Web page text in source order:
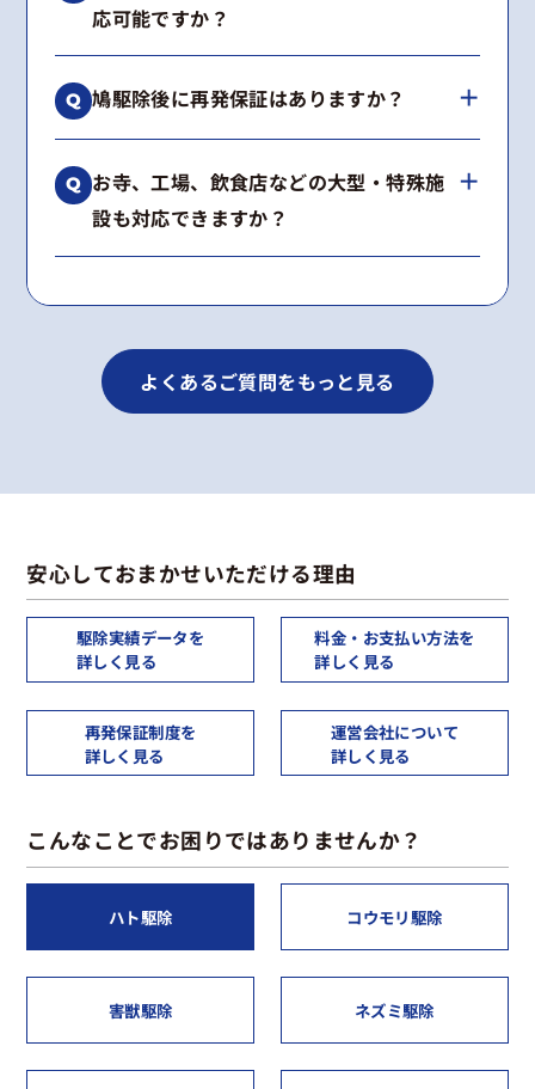
応可能ですか？
カラス、スズメ、ムクドリなどの鳥類からコウ
モリまで幅広く対応しております。
種類が不明な場合も無料で調査いたします。
鳩駆除後に再発保証はありますか？
お付けしています。
期間内に施工箇所で再発した場合は、無料で再
施工いたします。
お寺、工場、飲食店などの大型・特殊施
設も対応できますか？
景観への配慮や高所作業など、建物の構造に合
わせた最適な工法をご提案します。
よくあるご質問をもっと見る
安心しておまかせいただける理由
駆除実績データを
詳しく見る
料金・お支払い方法を
詳しく見る
再発保証制度を
詳しく見る
運営会社について
詳しく見る
こんなことでお困りではありませんか？
ハト駆除 コウモリ駆除
害獣駆除 ネズミ駆除